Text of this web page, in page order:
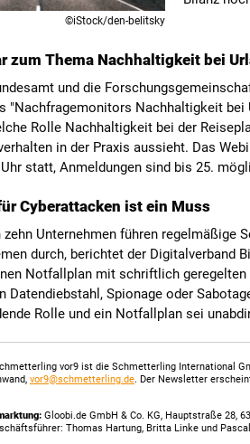
©iStock/den-belitsky
zum Thema Nachhaltigkeit bei
und die
"Nachfragemonitors Nachhaltigkeit bei
Rolle ⁠Nachhaltigkeit⁠ bei der
in der Praxis aussieht. Das
statt, Anmeldungen sind bis 25.
Cyberattacken ist ein Muss
Unternehmen führen regelmäßige
durch, berichtet der Digitalverband
Notfallplan mit schriftlich geregelten
Datendiebstahl, Spionage oder
Rolle und ein Notfallplan sei
vor9 ist die Schmetterling International
vor9@schmetterling.de. Der Newsletter
Gloobi.de GmbH & Co. KG, Hauptstraße 28,
Thomas Hartung, Britta Linke und